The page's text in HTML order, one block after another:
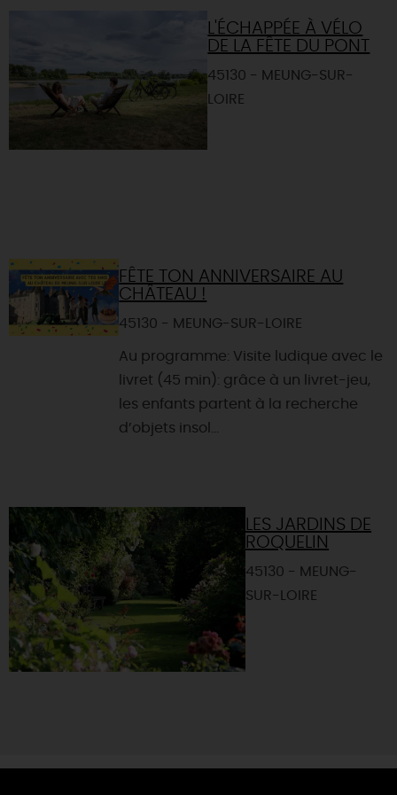
L'ÉCHAPPÉE À VÉLO
DE LA FÊTE DU PONT
45130 - MEUNG-SUR-
LOIRE
FÊTE TON ANNIVERSAIRE AU
CHÂTEAU !
45130 - MEUNG-SUR-LOIRE
Au programme: Visite ludique avec le
livret (45 min): grâce à un livret-jeu,
les enfants partent à la recherche
d’objets insol...
LES JARDINS DE
ROQUELIN
45130 - MEUNG-
SUR-LOIRE